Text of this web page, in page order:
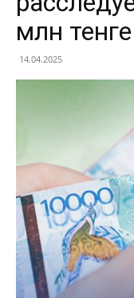
млн тенге
14.04.2025